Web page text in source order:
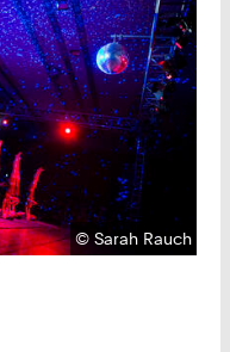
Urheberrecht:
©Sarah Rauch